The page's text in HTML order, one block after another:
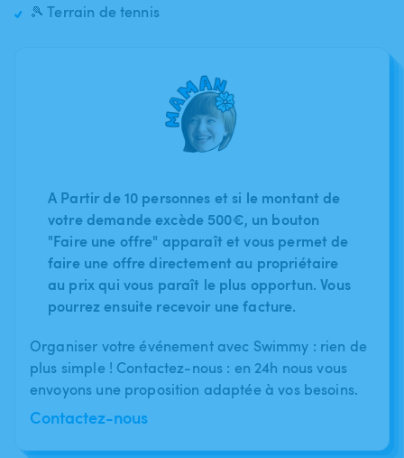
🎾 Terrain de tennis
A Partir de 10 personnes et si le montant de
votre demande excède 500€, un bouton
"Faire une offre" apparaît et vous permet de
faire une offre directement au propriétaire
au prix qui vous paraît le plus opportun. Vous
pourrez ensuite recevoir une facture.
Organiser votre événement avec Swimmy : rien de
plus simple ! Contactez-nous : en 24h nous vous
envoyons une proposition adaptée à vos besoins.
Contactez-nous